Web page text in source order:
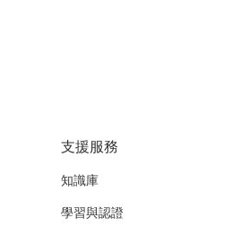
支援服務
知識庫
學習與認證